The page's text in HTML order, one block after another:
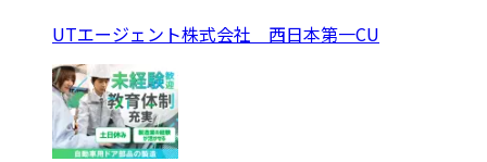
UTエージェント株式会社 西日本第一CU